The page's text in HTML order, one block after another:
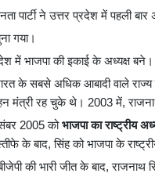
पार्टी ने उत्तर प्रदेश में पहली
गया।
में भाजपा की इकाई के अध्यक्ष बने।
के सबसे अधिक आबादी वाले राज्य
मंत्री रह चुके थे। 2003 में,
2005 कोभाजपा का राष्ट्रीय
के बाद, सिंह को भाजपा के
की भारी जीत के बाद, राजनाथ